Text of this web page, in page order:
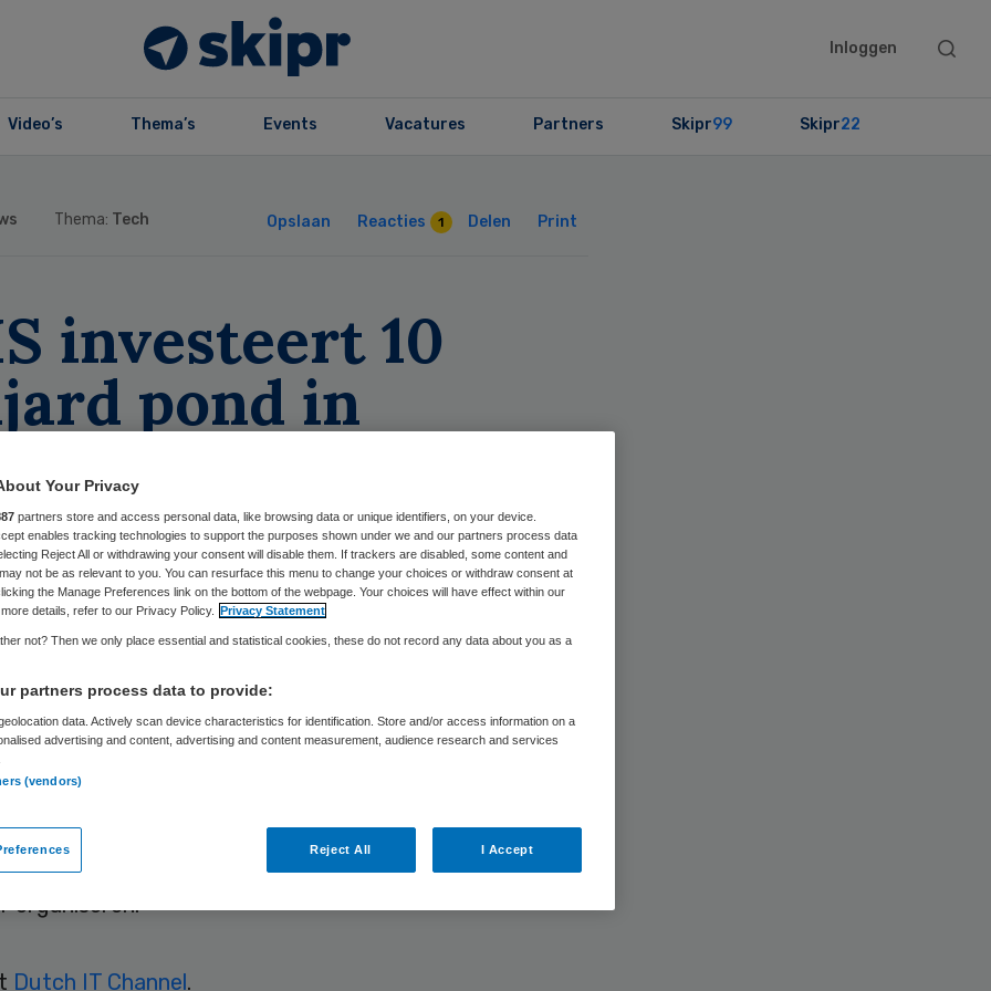
Inloggen
Search
Video’s Thema’s Events Vacatures Partners Skipr99 Skipr22
Thema: Tech Opslaan Reacties 1 Delen Print
investeert 10
pond in
digitalisering
Skipr Redactie 6 juli 2026,15:30
National Health Service (NHS) lanceert een
digitalisering en datasystemen. De Britse
willen zo wachttijden verkorten en de zorg
organiseren.
Dutch IT Channel.
Your Privacy
partners store and access personal data, like browsing data or unique identifiers, on your device.
enables tracking technologies to support the purposes shown under we and our partners process data
Reject All or withdrawing your consent will disable them. If trackers are disabled, some content and
not be as relevant to you. You can resurface this menu to change your choices or withdraw consent at
the Manage Preferences link on the bottom of the webpage. Your choices will have effect within our
details, refer to our Privacy Policy. Privacy Statement
not? Then we only place essential and statistical cookies, these do not record any data about you as a
partners process data to provide:
data. Actively scan device characteristics for identification. Store and/or access information on a
advertising and content, advertising and content measurement, audience research and services
(vendors)
Reject All I Accept